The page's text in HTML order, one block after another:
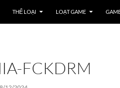
THỂ LOẠI LOẠT GAME
FCKDRM